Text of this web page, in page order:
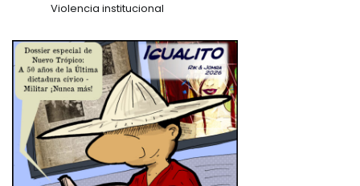
Violencia institucional